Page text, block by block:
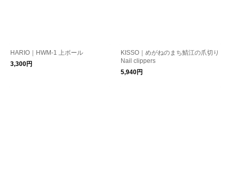
HARIO｜HWM-1 上ボール
3,300円
KISSO｜めがねのまち鯖江の爪切り
Nail clippers
5,940円